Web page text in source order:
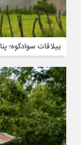
ییلاقات سوادکوه؛